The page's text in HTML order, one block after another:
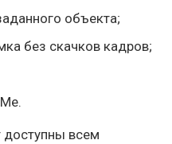
объекта;
без скачков кадров;
доступны всем